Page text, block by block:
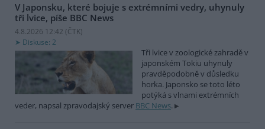
V Japonsku, které bojuje s extrémními vedry, uhynuly
tři lvice, píše BBC News
4.8.2026 12:42 (ČTK)
Diskuse: 2
Tři lvice v zoologické zahradě v
japonském Tokiu uhynuly
pravděpodobně v důsledku
horka. Japonsko se toto léto
potýká s vlnami extrémních
veder, napsal zpravodajský server BBC News.